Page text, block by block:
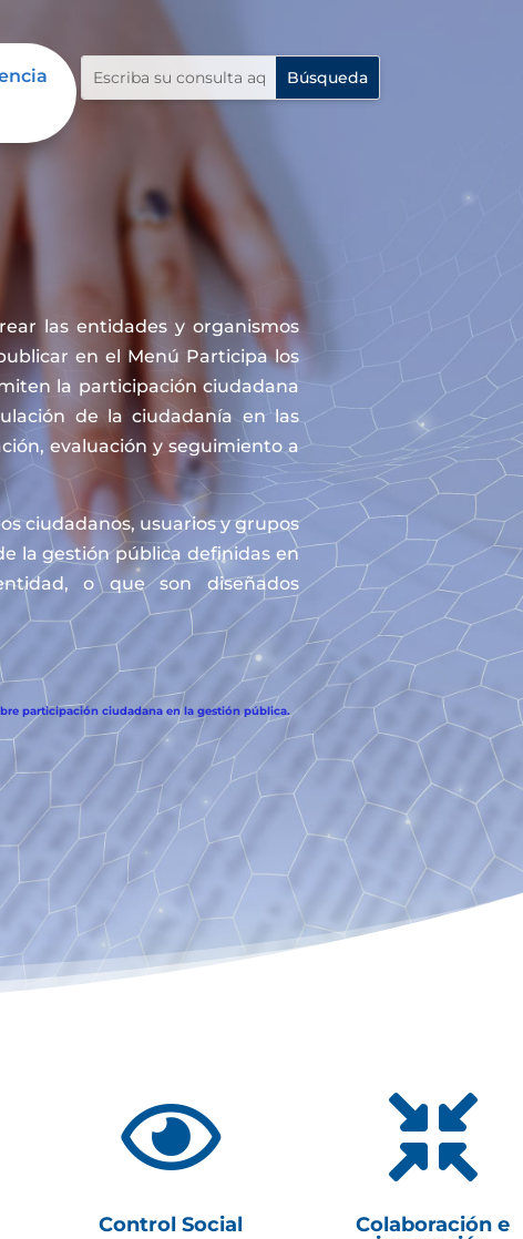
las entidades y organismos
en el Menú Participa los
la participación ciudadana
de la ciudadanía en las
evaluación y seguimiento a
ciudadanos, usuarios y grupos
la gestión pública definidas en
o que son diseñados
participación ciudadana en la gestión pública.

Control Social

Colaboración e